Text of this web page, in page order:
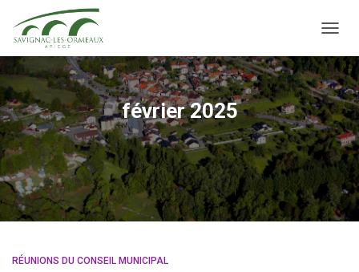
février 2025
RÉUNIONS DU CONSEIL MUNICIPAL